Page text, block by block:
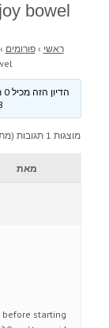
bowel.
ראשי › פורומים ›
הדיון הזה מכיל 0 תגובות, ויש לו משתתף 1, והוא עודכן לאחרונה ע״י
מוצגות 1 תגובות (מתוך 1 סה״כ)
מאת
starting